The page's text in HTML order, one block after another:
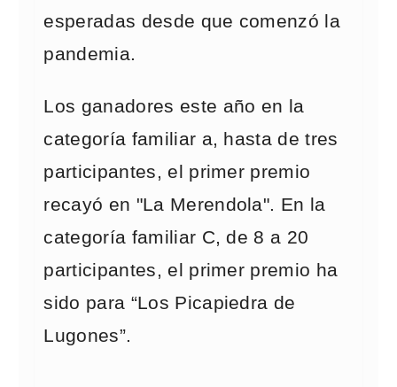
esperadas desde que comenzó la
pandemia.
Los ganadores este año en la
categoría familiar a, hasta de tres
participantes, el primer premio
recayó en "La Merendola". En la
categoría familiar C, de 8 a 20
participantes, el primer premio ha
sido para “Los Picapiedra de
Lugones”.